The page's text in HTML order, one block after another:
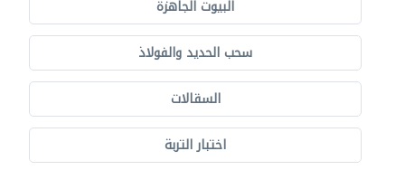
البيوت الجاهزة
سحب الحديد والفولاذ
السقالات
اختبار التربة